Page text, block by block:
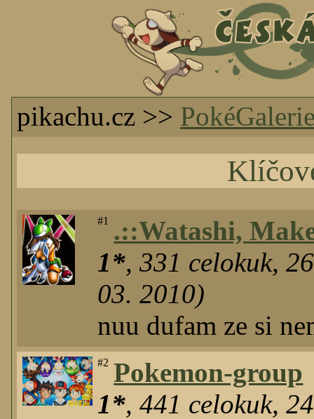
pikachu.cz >>
#1
.::Watashi,
1*,331 celokuk,26
03. 2010)
nuu dufam ze si
#2 Pokemon-group
1*,441 celokuk,24